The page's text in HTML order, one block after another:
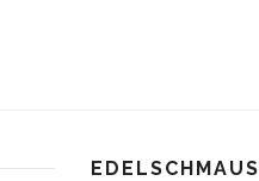
EDELSCHMAUS